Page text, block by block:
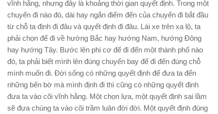
vĩnh hằng, nhưng đây là khoảng thời gian quyết định. Trong một
chuyến đi nào đó, dài hay ngắn điểm đến của chuyến đi bắt đầu
từ chỗ ta định đi đâu và quyết định đi đâu. Lái xe trên xa lộ, ta
phải chọn để đi về hướng Bắc hay hướng Nam, hướng Đông
hay hướng Tây. Bước lên phi cơ để đi đến một thành phố nào
đó, ta phải biết mình lên đúng chuyến bay để đi đến đúng chỗ
mình muốn đi. Đời sống có những quyết định để đưa ta đến
những bến bờ mà mình định đi thì cũng có những quyết định
đưa ta vào cõi vĩnh hằng. Một chọn lựa, một quyết định sai lầm
sẽ đưa chúng ta vào cõi trầm luân đời đời. Một quyết định đúng